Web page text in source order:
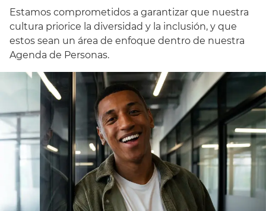
Estamos comprometidos a garantizar que nuestra
cultura priorice la diversidad y la inclusión, y que
estos sean un área de enfoque dentro de nuestra
Agenda de Personas.